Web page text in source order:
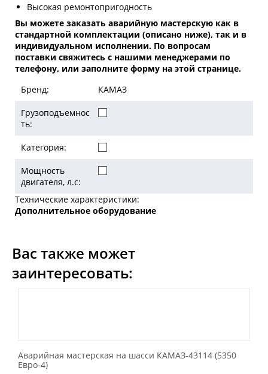
Высокая ремонтопригодность
Вы можете заказать аварийную мастерскую как в
стандартной комплектации (описано ниже), так и в
индивидуальном исполнении. По вопросам
поставки свяжитесь с нашими менеджерами по
телефону, или заполните форму на этой странице.
Бренд:
КАМАЗ
Грузоподъемнос
ть:
Категория:
Мощность
двигателя, л.с:
Технические характеристики:
Дополнительное оборудование
Вас также может
заинтересовать:
Аварийная мастерская на шасси КАМАЗ-43114 (5350
Евро-4)